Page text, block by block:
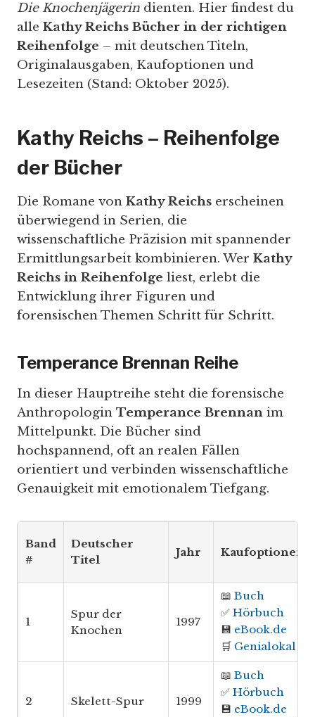
Die Knochenjägerin dienten. Hier findest du
alle Kathy Reichs Bücher in der richtigen
Reihenfolge – mit deutschen Titeln,
Originalausgaben, Kaufoptionen und
Lesezeiten (Stand: Oktober 2025).
Kathy Reichs – Reihenfolge
der Bücher
Die Romane von Kathy Reichs erscheinen
überwiegend in Serien, die
wissenschaftliche Präzision mit spannender
Ermittlungsarbeit kombinieren. Wer Kathy
Reichs in Reihenfolge liest, erlebt die
Entwicklung ihrer Figuren und
forensischen Themen Schritt für Schritt.
Temperance Brennan Reihe
In dieser Hauptreihe steht die forensische
Anthropologin Temperance Brennan im
Mittelpunkt. Die Bücher sind
hochspannend, oft an realen Fällen
orientiert und verbinden wissenschaftliche
Genauigkeit mit emotionalem Tiefgang.
Band
#
Deutscher
Titel
Jahr Kaufoptionen*
1
Spur der
Knochen
1997
📖 Buch
✅ Hörbuch
💾 eBook.de
🛒 Genialokal
2 Skelett-Spur 1999
📖 Buch
✅ Hörbuch
💾 eBook.de